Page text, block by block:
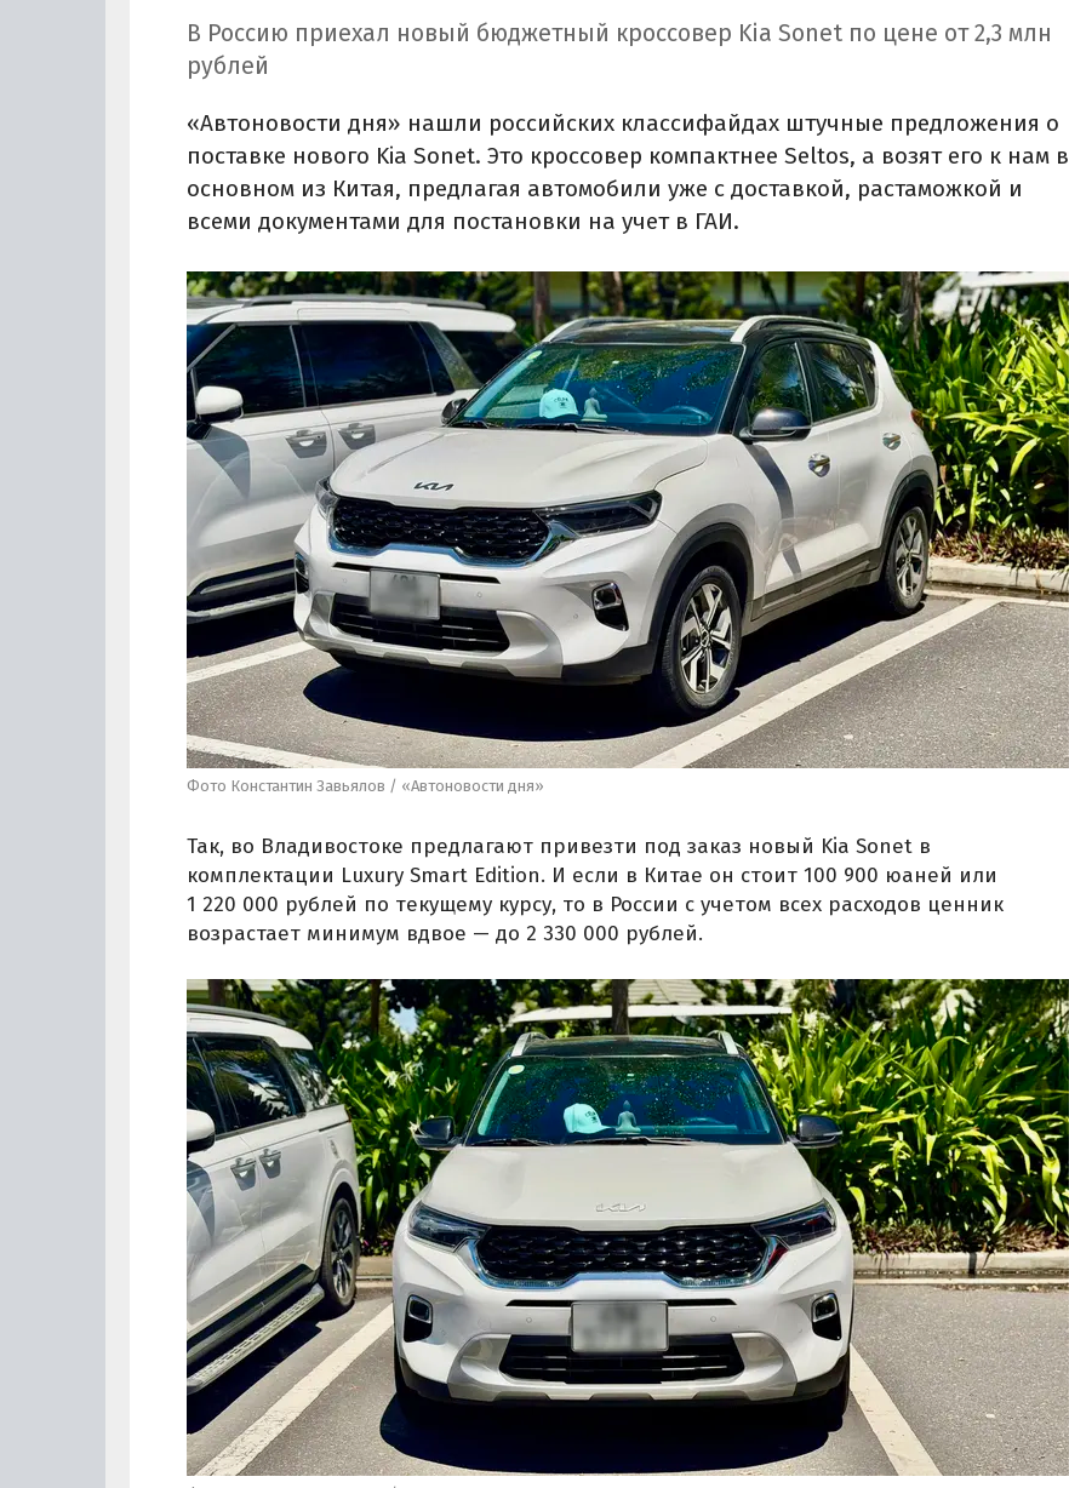
В Россию приехал новый бюджетный кроссовер Kia Sonet по цене от 2,3 млн
рублей
«Автоновости дня» нашли российских классифайдах штучные предложения о
поставке нового Kia Sonet. Это кроссовер компактнее Seltos, а возят его к нам в
основном из Китая, предлагая автомобили уже с доставкой, растаможкой и
всеми документами для постановки на учет в ГАИ.
Фото Константин Завьялов / «Автоновости дня»
Так, во Владивостоке предлагают привезти под заказ новый Kia Sonet в
комплектации Luxury Smart Edition. И если в Китае он стоит 100 900 юаней или
1 220 000 рублей по текущему курсу, то в России с учетом всех расходов ценник
возрастает минимум вдвое — до 2 330 000 рублей.